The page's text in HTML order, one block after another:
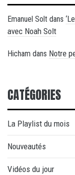
Emanuel Solt dans
avec Noah Solt
Hicham dans Notre
CATÉGORIES
La Playlist du mois
Nouveautés
Vidéos du jour